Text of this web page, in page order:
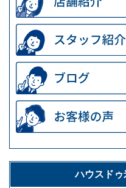
ハウスドゥ